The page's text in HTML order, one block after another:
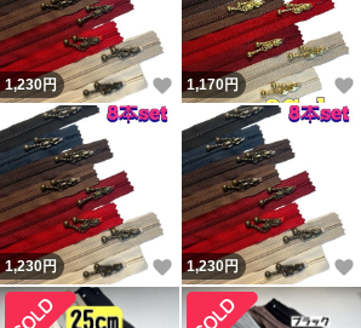
いいね！
1,230円 いいね！
1,170円
いいね！
1,230円 いいね！
1,230円